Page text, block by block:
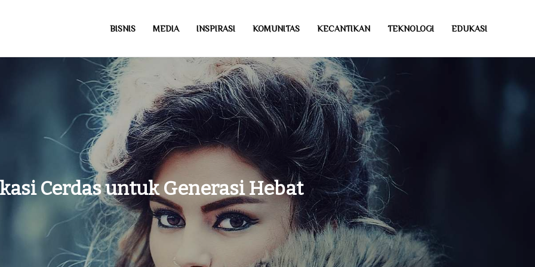
BISNIS MEDIA INSPIRASI KOMUNITAS KECANTIKAN TEKNOLOGI EDUKASI
Cerdas untuk Generasi Hebat